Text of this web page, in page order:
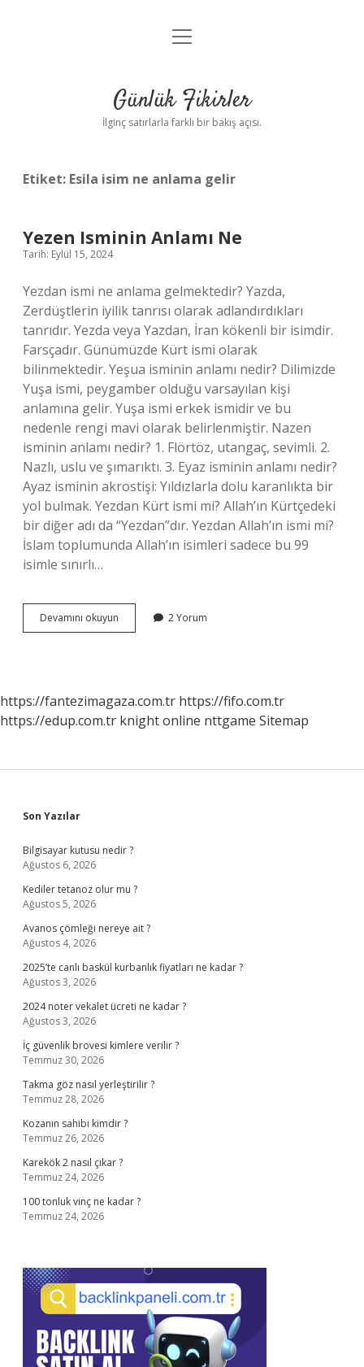
Anasayfa
Yasal Uyarı
menüyü
Günlük Fikirler
İlginç satırlarla farklı bir bakış açısı.
Etiket: Esila isim ne anlama gelir
Yezen Isminin Anlamı Ne
Tarih: Eylül 15, 2024
Yezdan ismi ne anlama gelmektedir? Yazda,
Zerdüştlerin iyilik tanrısı olarak adlandırdıkları
tanrıdır. Yezda veya Yazdan, İran kökenli bir isimdir.
Farsçadır. Günümüzde Kürt ismi olarak
bilinmektedir. Yeşua isminin anlamı nedir? Dilimizde
Yuşa ismi, peygamber olduğu varsayılan kişi
anlamına gelir. Yuşa ismi erkek ismidir ve bu
nedenle rengi mavi olarak belirlenmiştir. Nazen
isminin anlamı nedir? 1. Flörtöz, utangaç, sevimli. 2.
Nazlı, uslu ve şımarıktı. 3. Eyaz isminin anlamı nedir?
Ayaz isminin akrostişi: Yıldızlarla dolu karanlıkta bir
yol bulmak. Yezdan Kürt ismi mi? Allah’ın Kürtçedeki
bir diğer adı da “Yezdan”dır. Yezdan Allah’ın ismi mi?
İslam toplumunda Allah’ın isimleri sadece bu 99
isimle sınırlı…
Devamını okuyun
Isminin
2 Yorum
https://fantezimagaza.com.tr https://fifo.com.tr
https://edup.com.tr knight online nttgame Sitemap
Sidebar
Son Yazılar
Bilgisayar kutusu nedir ?
Ağustos 6, 2026
Kediler tetanoz olur mu ?
Ağustos 5, 2026
Avanos çömleği nereye ait ?
Ağustos 4, 2026
2025’te canlı baskül kurbanlık fiyatları ne kadar ?
Ağustos 3, 2026
2024 noter vekalet ücreti ne kadar ?
Ağustos 3, 2026
İç güvenlik brovesi kimlere verilir ?
Temmuz 30, 2026
Takma göz nasıl yerleştirilir ?
Temmuz 28, 2026
Kozanın sahibi kimdir ?
Temmuz 26, 2026
Karekök 2 nasıl çıkar ?
Temmuz 24, 2026
100 tonluk vinç ne kadar ?
Temmuz 24, 2026